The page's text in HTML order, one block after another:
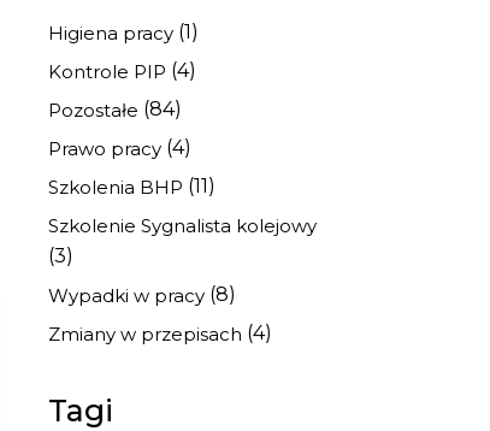
Higiena pracy (1)
Kontrole PIP (4)
Pozostałe (84)
Prawo pracy (4)
Szkolenia BHP (11)
Szkolenie Sygnalista kolejowy
(3)
Wypadki w pracy (8)
Zmiany w przepisach (4)
Tagi